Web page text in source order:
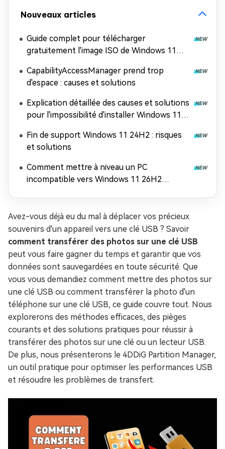
Nouveaux articles
Guide complet pour télécharger
gratuitement l'image ISO de Windows 11
CapabilityAccessManager prend trop
d'espace : causes et solutions
Explication détaillée des causes et solutions
pour l'impossibilité d'installer Windows 11
Fin de support Windows 11 24H2 : risques
et solutions
Comment mettre à niveau un PC
incompatible vers Windows 11 26H2
Avez-vous déjà eu du mal à déplacer vos précieux
souvenirs d'un appareil vers une clé USB ? Savoir
comment transférer des photos sur une clé USB
peut vous faire gagner du temps et garantir que vos
données sont sauvegardées en toute sécurité. Que
vous vous demandiez comment mettre des photos sur
une clé USB ou comment transférer la photo d'un
téléphone sur une clé USB, ce guide couvre tout. Nous
explorerons des méthodes efficaces, des pièges
courants et des solutions pratiques pour réussir à
transférer des photos sur une clé ou un lecteur USB.
De plus, nous présenterons le 4DDiG Partition Manager,
un outil pratique pour optimiser les performances USB
et résoudre les problèmes de transfert.